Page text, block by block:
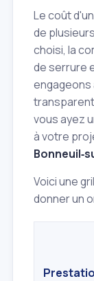
Le coût
de
choisi, la
de serrure
engageons
vous ayez
à votre
Voici une
donner un